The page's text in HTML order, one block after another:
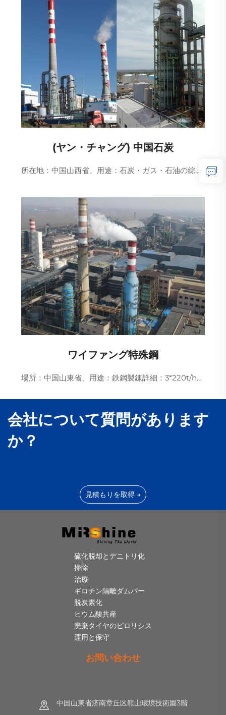
(ヤン・チャング) 中国石炭
所在地：中国山西省、用途：石炭・ガス・石油の綜合化学利用、詳細：排ガス脱硫システム（アンモニア法）
ワイファング特殊鋼
場所：中国山東省、用途：鉄鋼製錬詳細：3*220t/hボイラー排ガスアンモニア脱硫超低排出プロジェクト
会社について質問があります
か？
見積もりを取得 →
硫化脱却とデニトリ化
掃除
治療
ギロチン隔離ダムパー
脱炭素化
ヒウム酸共産
廃棄タイヤのピロリシス
運用と保守
お問い合わせ
中国山東省济南章丘区龍山環境技術園3階